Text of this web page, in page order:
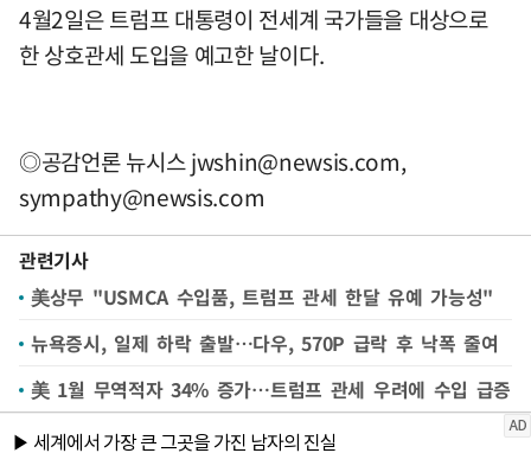
4월2일은 트럼프 대통령이 전세계 국가들을 대상으로
한 상호관세 도입을 예고한 날이다.
◎공감언론 뉴시스jwshin@newsis.com,
sympathy@newsis.com
관련기사
美상무 "USMCA 수입품, 트럼프 관세 한달 유예 가능성"
뉴욕증시, 일제 하락 출발…다우, 570P 급락 후 낙폭 줄여
美 1월 무역적자 34% 증가…트럼프 관세 우려에 수입 급증